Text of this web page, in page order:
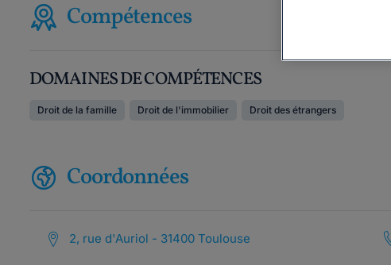
Compétences
DOMAINES DE COMPÉTENCES
Droit de la famille Droit de l'immobilier Droit des étrangers
Coordonnées
2, rue d'Auriol - 31400 Toulouse